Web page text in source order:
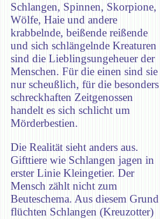
Schlangen, Spinnen, Skorpione,
Wölfe, Haie und andere
krabbelnde, beißende reißende
und sich schlängelnde Kreaturen
sind die Lieblingsungeheuer der
Menschen. Für die einen sind sie
nur scheußlich, für die besonders
schreckhaften Zeitgenossen
handelt es sich schlicht um
Mörderbestien.
Die Realität sieht anders aus.
Gifttiere wie Schlangen jagen in
erster Linie Kleingetier. Der
Mensch zählt nicht zum
Beuteschema. Aus diesem Grund
flüchten Schlangen (Kreuzotter)